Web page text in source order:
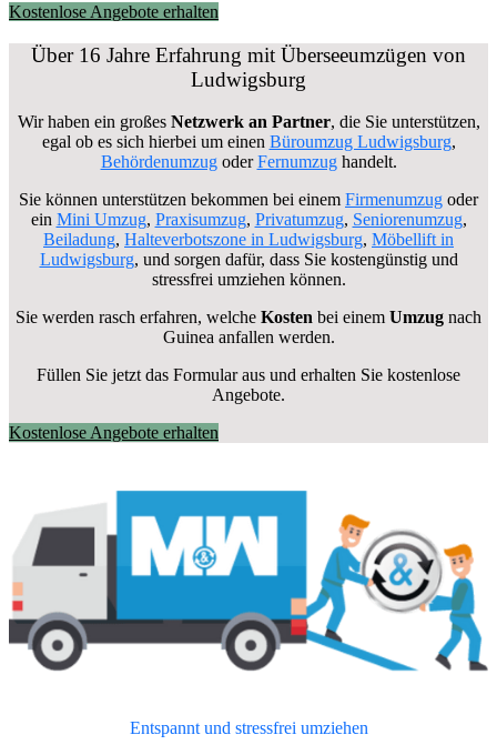
Kostenlose Angebote erhalten
Über 16 Jahre Erfahrung mit Überseeumzügen von
Ludwigsburg
Wir haben ein großes Netzwerk an Partner, die Sie unterstützen,
egal ob es sich hierbei um einen Büroumzug Ludwigsburg,
BehördenumzugoderFernumzughandelt.
Sie können unterstützen bekommen bei einem Firmenumzug oder
ein Mini Umzug, Praxisumzug, Privatumzug, Seniorenumzug,
Beiladung, Halteverbotszone in Ludwigsburg, Möbellift in
Ludwigsburg, und sorgen dafür, dass Sie kostengünstig und
stressfrei umziehen können.
Sie werden rasch erfahren, welche Kosten bei einem Umzug nach
Guinea anfallen werden.
Füllen Sie jetzt das Formular aus und erhalten Sie kostenlose
Angebote.
Kostenlose Angebote erhalten
Entspannt und stressfrei umziehen